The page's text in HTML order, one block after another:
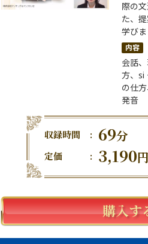
際の
た、
学び
内容
会話
方、si
の仕
発音
収録時間 : 69分
定価 : 3,190
購入す